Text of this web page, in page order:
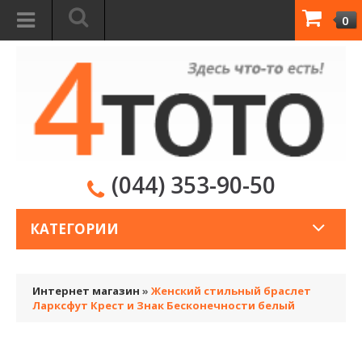
0
(044) 353-90-50
КАТЕГОРИИ
Интернет магазин » Женский стильный браслет
Ларксфут Крест и Знак Бесконечности белый